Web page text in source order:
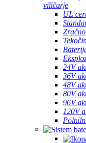
viličarje
UL
24V
36V
48V
80V
96V
120V